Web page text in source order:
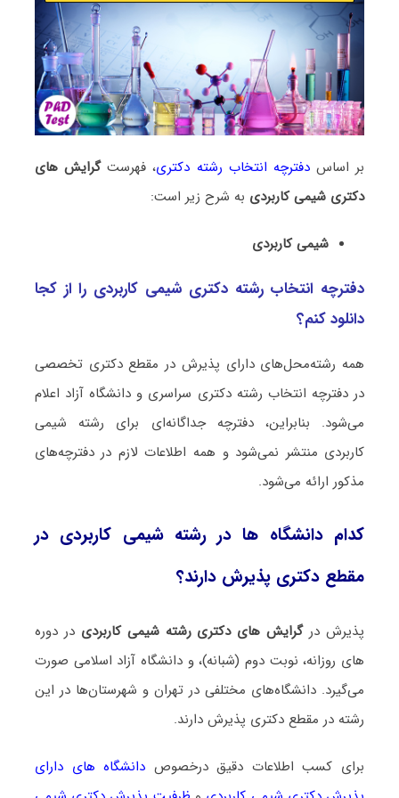
بر اساسدفترچه انتخاب رشته دکتری، فهرستگرایش های
دکتری شیمی ﻛﺎرﺑﺮدی به شرح زیر است:
شیمی ﻛﺎرﺑﺮدی
دفترچه انتخاب رشته دکتری شیمی ﻛﺎرﺑﺮدی را از کجا
دانلود کنم؟
همه رشته‌محل‌های دارای پذیرش در مقطع دکتری تخصصی
در دفترچه انتخاب رشته دکتری سراسری و دانشگاه آزاد اعلام
می‌شود. بنابراین، دفترچه جداگانه‌ای برای رشته شیمی
ﻛﺎرﺑﺮدی منتشر نمی‌شود و همه اطلاعات لازم در دفترچه‌های
مذکور ارائه می‌شود.
کدام دانشگاه ها در رشته شیمی ﻛﺎرﺑﺮدی در
مقطع دکتری پذیرش دارند؟
پذیرش درگرایش های دکتری رشته شیمی ﻛﺎرﺑﺮدی در دوره
های روزانه، نوبت دوم (شبانه)، و دانشگاه آزاد اسلامی صورت
می‌گیرد. دانشگاه‌های مختلفی در تهران و شهرستان‌ها در این
رشته در مقطع دکتری پذیرش دارند.
برای کسب اطلاعات دقیق درخصوص دانشگاه های دارای